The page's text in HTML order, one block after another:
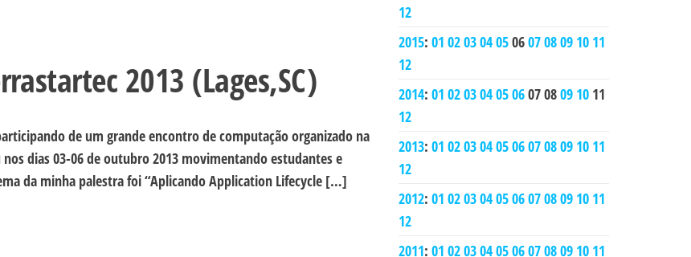
2013 (Lages,SC)
de um grande encontro de computação organizado na
dias 03-06 de outubro 2013 movimentando estudantes e
da minha palestra foi “Aplicando Application Lifecycle […]
12
2015: 01 0203040506070809 10 11
12
2014: 01 0203040506070809 10 11
12
2013: 01 0203040506070809 10 11
12
2012: 01 0203040506070809 10 11
12
2011: 01 0203040506070809 10 11